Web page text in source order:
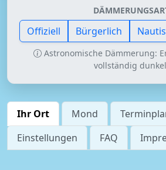
Offiziell Bürgerlich
Astronomische Dämmerung:
vollständig
Ihr Ort Mond
Einstellungen
FAQ